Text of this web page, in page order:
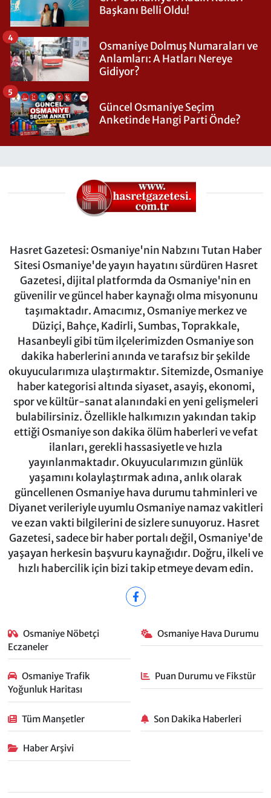
Başkanı Belli Oldu!
Osmaniye Dolmuş Numaraları ve
Anlamları: A Hatları Nereye
Gidiyor?
4
Güncel Osmaniye Seçim
Anketinde Hangi Parti Önde?
5
Hasret Gazetesi: Osmaniye'nin Nabzını Tutan Haber
Sitesi Osmaniye'de yayın hayatını sürdüren Hasret
Gazetesi, dijital platformda da Osmaniye'nin en
güvenilir ve güncel haber kaynağı olma misyonunu
taşımaktadır. Amacımız, Osmaniye merkez ve
Düziçi, Bahçe, Kadirli, Sumbas, Toprakkale,
Hasanbeyli gibi tüm ilçelerimizden Osmaniye son
dakika haberlerini anında ve tarafsız bir şekilde
okuyucularımıza ulaştırmaktır. Sitemizde, Osmaniye
haber kategorisi altında siyaset, asayiş, ekonomi,
spor ve kültür-sanat alanındaki en yeni gelişmeleri
bulabilirsiniz. Özellikle halkımızın yakından takip
ettiği Osmaniye son dakika ölüm haberleri ve vefat
ilanları, gerekli hassasiyetle ve hızla
yayınlanmaktadır. Okuyucularımızın günlük
yaşamını kolaylaştırmak adına, anlık olarak
güncellenen Osmaniye hava durumu tahminleri ve
Diyanet verileriyle uyumlu Osmaniye namaz vakitleri
ve ezan vakti bilgilerini de sizlere sunuyoruz. Hasret
Gazetesi, sadece bir haber portalı değil, Osmaniye'de
yaşayan herkesin başvuru kaynağıdır. Doğru, ilkeli ve
hızlı habercilik için bizi takip etmeye devam edin.
Osmaniye Nöbetçi
Eczaneler
Osmaniye Hava Durumu
Osmaniye Trafik
Yoğunluk Haritası
Puan Durumu ve Fikstür
Tüm Manşetler Son Dakika Haberleri
Haber Arşivi